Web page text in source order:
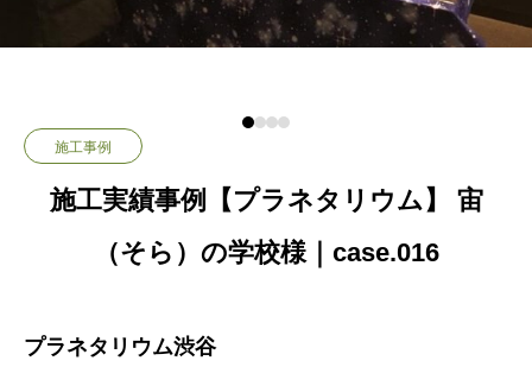
施工事例
施工実績事例【プラネタリウム】 宙
（そら）の学校様｜case.016
プラネタリウム渋谷